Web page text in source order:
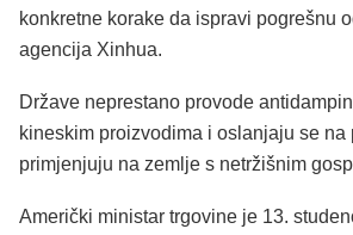
konkretne korake da ispravi pogrešnu
agencija Xinhua.
Države neprestano provode
kineskim proizvodima i oslanjaju se na
primjenjuju na zemlje s netržišnim
Američki ministar trgovine je 13.